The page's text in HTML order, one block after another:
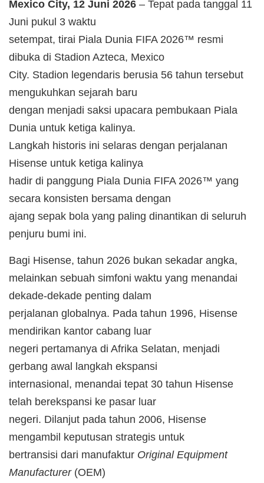
Mexico City, 12 Juni 2026 – Tepat pada tanggal 11
Juni pukul 3 waktu
setempat, tirai Piala Dunia FIFA 2026™ resmi
dibuka di Stadion Azteca, Mexico
City. Stadion legendaris berusia 56 tahun tersebut
mengukuhkan sejarah baru
dengan menjadi saksi upacara pembukaan Piala
Dunia untuk ketiga kalinya.
Langkah historis ini selaras dengan perjalanan
Hisense untuk ketiga kalinya
hadir di panggung Piala Dunia FIFA 2026™ yang
secara konsisten bersama dengan
ajang sepak bola yang paling dinantikan di seluruh
penjuru bumi ini.
Bagi Hisense, tahun 2026 bukan sekadar angka,
melainkan sebuah simfoni waktu yang menandai
dekade-dekade penting dalam
perjalanan globalnya. Pada tahun 1996, Hisense
mendirikan kantor cabang luar
negeri pertamanya di Afrika Selatan, menjadi
gerbang awal langkah ekspansi
internasional, menandai tepat 30 tahun Hisense
telah berekspansi ke pasar luar
negeri. Dilanjut pada tahun 2006, Hisense
mengambil keputusan strategis untuk
bertransisi dari manufaktur Original Equipment
Manufacturer(OEM)